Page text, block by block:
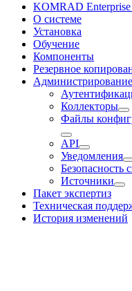
KOMRAD
О системе
Установка
Обучение
Компоненты
Резервное
Администрирование
Коллекторы
Файлы
API
Уведомления
Безопасность
Источники
Пакет экспертиз
Техническая
История изменений